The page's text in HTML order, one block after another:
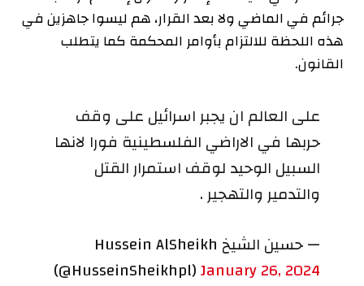
جرائم في الماضي ولا بعد القرار، هم ليسوا جاهزين في
هذه اللحظة للالتزام بأوامر المحكمة كما يتطلب
القانون.
على العالم ان يجبر اسرائيل على وقف
حربها في الاراضي الفلسطينية فورا لانها
السبيل الوحيد لوقف استمرار القتل
والتدمير والتهجير .
— حسين الشيخ Hussein AlSheikh
(@HusseinSheikhpl)January 26, 2024